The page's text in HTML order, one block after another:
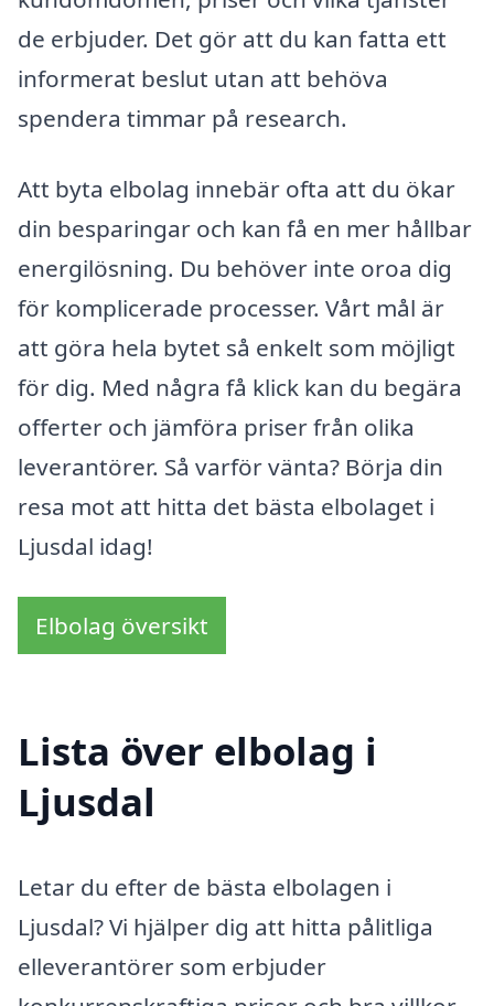
de erbjuder. Det gör att du kan fatta ett
informerat beslut utan att behöva
spendera timmar på research.
Att byta elbolag innebär ofta att du ökar
din besparingar och kan få en mer hållbar
energilösning. Du behöver inte oroa dig
för komplicerade processer. Vårt mål är
att göra hela bytet så enkelt som möjligt
för dig. Med några få klick kan du begära
offerter och jämföra priser från olika
leverantörer. Så varför vänta? Börja din
resa mot att hitta det bästa elbolaget i
Ljusdal idag!
Elbolag översikt
Lista över elbolag i
Ljusdal
Letar du efter de bästa elbolagen i
Ljusdal? Vi hjälper dig att hitta pålitliga
elleverantörer som erbjuder